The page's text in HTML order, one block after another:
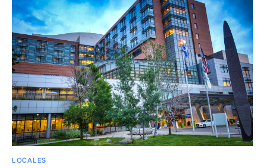
LOCALES